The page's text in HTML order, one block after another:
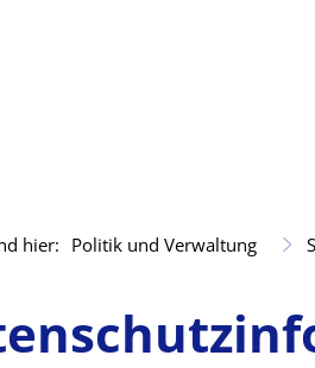
hier: Politik und Verwaltung